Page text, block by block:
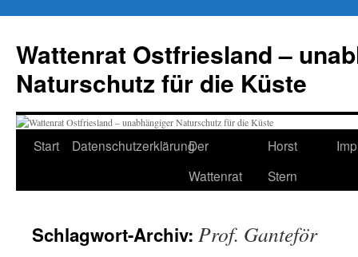
springen
Wattenrat Ostfriesland –
Naturschutz für die Küste
Start DatenschutzerklärungDer
Wattenrat
Horst
Stern
Schlagwort-Archiv: Prof. Ganteför